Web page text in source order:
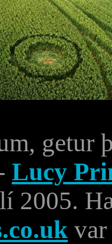
getur
Lucy
2005.